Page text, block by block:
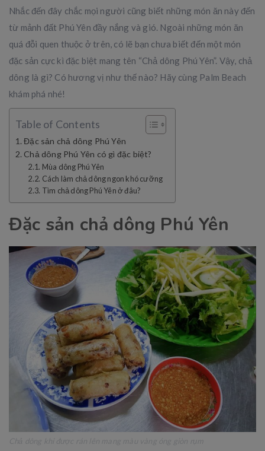
Nhắc đến đây chắc mọi người cũng biết những món ăn này đến
từ mảnh đất Phú Yên đầy nắng và gió. Ngoài những món ăn
quá đỗi quen thuộc ở trên, có lẽ bạn chưa biết đến một món
đặc sản cực kì đặc biệt mang tên “Chả dông Phú Yên”. Vậy, chả
dông là gì? Có hương vị như thế nào? Hãy cùng Palm Beach
khám phá nhé!
Table of Contents
Đặc sản chả dông Phú Yên
Chả dông Phú Yên có gì đặc biệt?
Mùa dông Phú Yên
Cách làm chả dông ngon khó cưỡng
Tìm chả dông Phú Yên ở đâu?
Đặc sản chả dông Phú Yên